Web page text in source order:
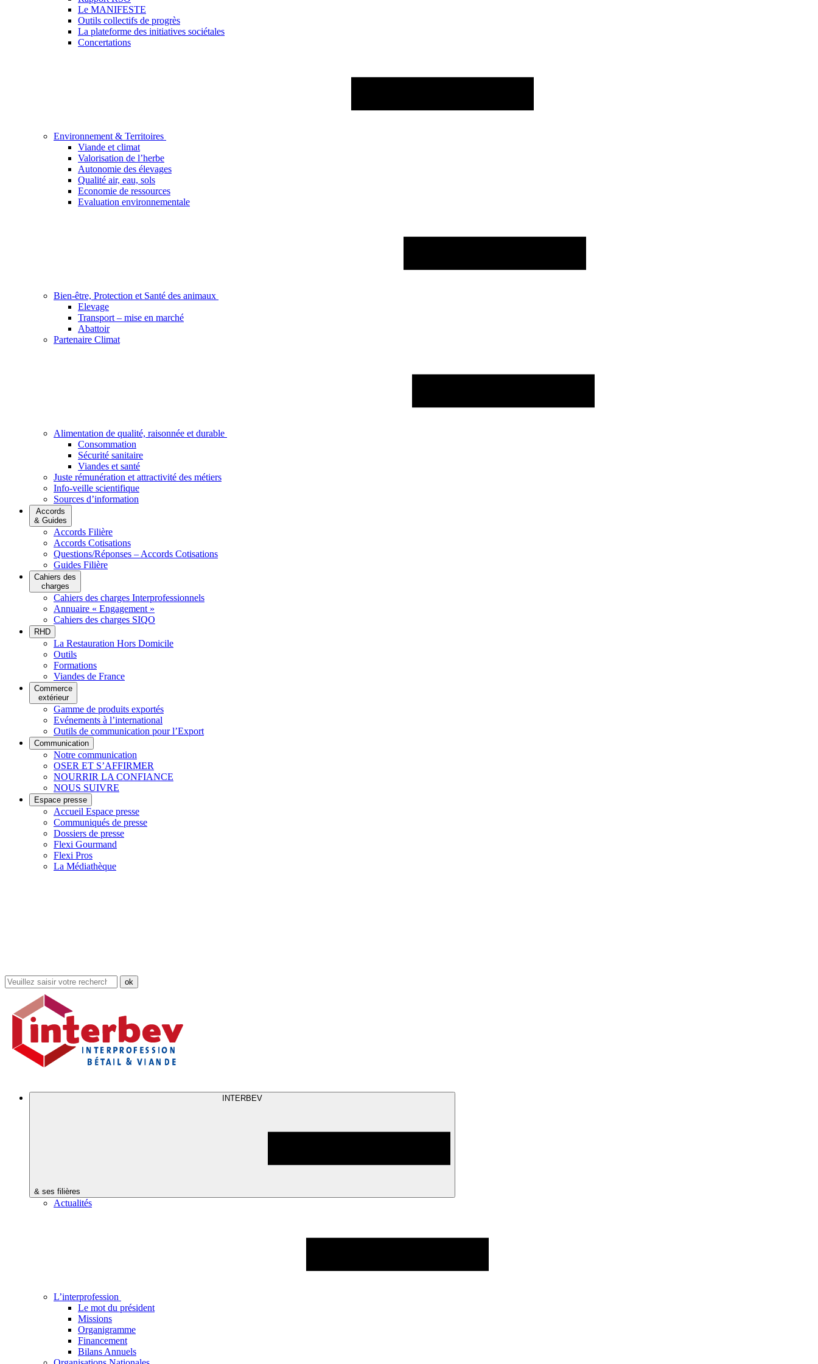
Le MANIFESTE
Outils collectifs de progrès
La plateforme des initiatives sociétales
Concertations
Environnement & Territoires
Viande et climat
Valorisation de l’herbe
Autonomie des élevages
Qualité air, eau, sols
Economie de ressources
Evaluation environnementale
Bien-être, Protection et Santé des animaux
Elevage
Transport – mise en marché
Abattoir
Partenaire Climat
Alimentation de qualité, raisonnée et durable
Consommation
Sécurité sanitaire
Viandes et santé
Juste rémunération et attractivité des métiers
Info-veille scientifique
Sources d’information
Accords
& Guides
Accords Filière
Accords Cotisations
Questions/Réponses – Accords Cotisations
Guides Filière
Cahiers des
charges
Cahiers des charges Interprofessionnels
Annuaire « Engagement »
Cahiers des charges SIQO
RHD
La Restauration Hors Domicile
Outils
Formations
Viandes de France
Commerce
extérieur
Gamme de produits exportés
Evénements à l’international
Outils de communication pour l’Export
Communication
Notre communication
OSER ET S’AFFIRMER
NOURRIR LA CONFIANCE
NOUS SUIVRE
Espace presse
Accueil Espace presse
Communiqués de presse
Dossiers de presse
Flexi Gourmand
Flexi Pros
La Médiathèque
Rechercher
dans
site
INTERBEV
& ses filières
Actualités
L’interprofession
Le mot du président
Missions
Organigramme
Financement
Bilans Annuels